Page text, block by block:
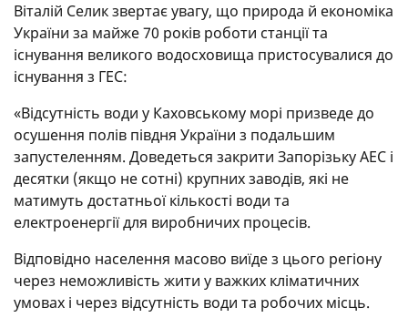
Віталій Селик звертає увагу, що природа й економіка
України за майже 70 років роботи станції та
існування великого водосховища пристосувалися до
існування з ГЕС:
«Відсутність води у Каховському морі призведе до
осушення полів півдня України з подальшим
запустеленням. Доведеться закрити Запорізьку АЕС і
десятки (якщо не сотні) крупних заводів, які не
матимуть достатньої кількості води та
електроенергії для виробничих процесів.
Відповідно населення масово виїде з цього регіону
через неможливість жити у важких кліматичних
умовах і через відсутність води та робочих місць.